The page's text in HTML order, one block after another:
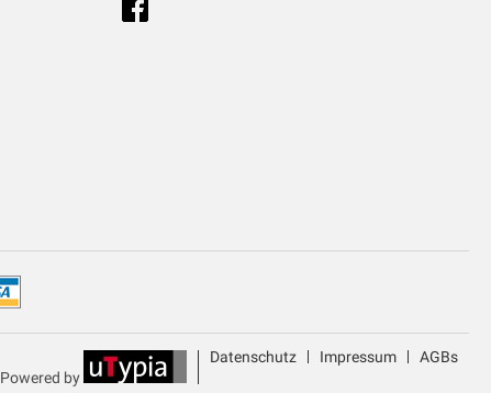
Powered by
Datenschutz Impressum AGBs